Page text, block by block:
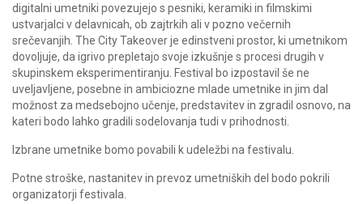
digitalni umetniki povezujejo s pesniki, keramiki in filmskimi
ustvarjalci v delavnicah, ob zajtrkih ali v pozno večernih
srečevanjih. The City Takeover je edinstveni prostor, ki umetnikom
dovoljuje, da igrivo prepletajo svoje izkušnje s procesi drugih v
skupinskem eksperimentiranju. Festival bo izpostavil še ne
uveljavljene, posebne in ambiciozne mlade umetnike in jim dal
možnost za medsebojno učenje, predstavitev in zgradil osnovo, na
kateri bodo lahko gradili sodelovanja tudi v prihodnosti.
Izbrane umetnike bomo povabili k udeležbi na festivalu.
Potne stroške, nastanitev in prevoz umetniških del bodo pokrili
organizatorji festivala.